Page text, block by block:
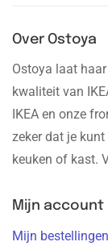
Over Ostoya
Ostoya laat
kwaliteit van
IKEA en onze
zeker dat je
keuken of kast.
Mijn account
Mijn bestellingen